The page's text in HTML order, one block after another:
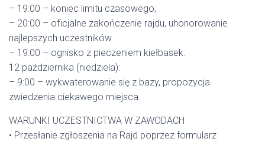
– 19:00 – koniec limitu czasowego;
– 20:00 – oficjalne zakończenie rajdu, uhonorowanie
najlepszych uczestników
– 19:00 – ognisko z pieczeniem kiełbasek.
12 października (niedziela):
– 9:00 – wykwaterowanie się z bazy, propozycja
zwiedzenia ciekawego miejsca.
WARUNKI UCZESTNICTWA W ZAWODACH
• Przesłanie zgłoszenia na Rajd poprzez formularz